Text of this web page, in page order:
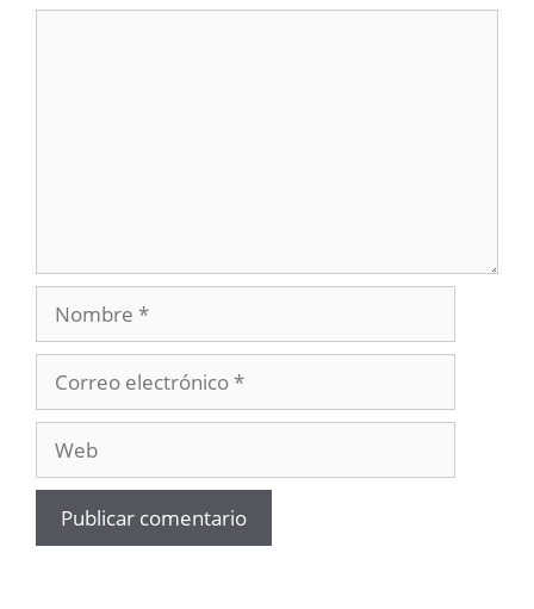
Nombre
electrónico